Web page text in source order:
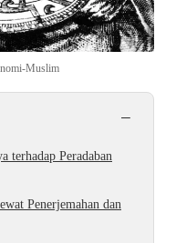
Muslim
−
terhadap Peradaban
Penerjemahan dan